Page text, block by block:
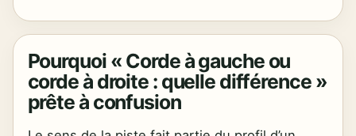
Pourquoi « Corde à gauche ou
corde à droite : quelle différence »
prête à confusion